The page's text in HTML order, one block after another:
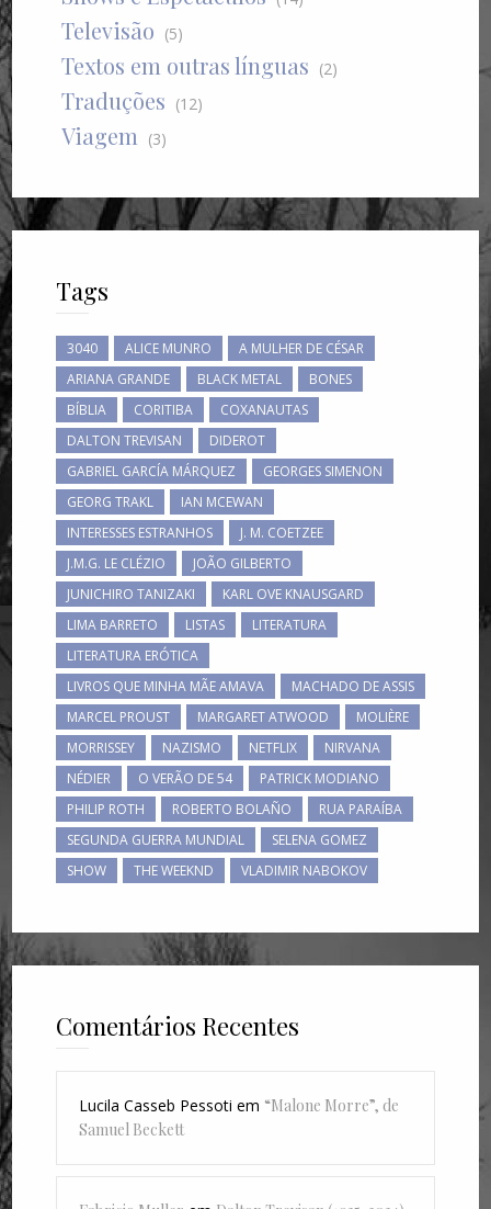
Televisão (5)
Textos em outras línguas (2)
Traduções (12)
Viagem (3)
Tags
3040 ALICE MUNRO
A MULHER DE CÉSAR
ARIANA GRANDE
BLACK METAL
BONES
BÍBLIA
CORITIBA
COXANAUTAS
DALTON TREVISAN
DIDEROT
GABRIEL GARCÍA MÁRQUEZ
GEORGES SIMENON
GEORG TRAKL
IAN MCEWAN
INTERESSES ESTRANHOS
J. M. COETZEE
J.M.G. LE CLÉZIO
JOÃO GILBERTO
JUNICHIRO TANIZAKI
KARL OVE KNAUSGARD
LIMA BARRETO
LISTAS
LITERATURA
LITERATURA ERÓTICA
LIVROS QUE MINHA MÃE AMAVA
MACHADO DE ASSIS
MARCEL PROUST
MARGARET ATWOOD
MOLIÈRE
MORRISSEY
NAZISMO NETFLIX
NIRVANA
NÉDIER
O VERÃO DE 54
PATRICK MODIANO
PHILIP ROTH
ROBERTO BOLAÑO
RUA PARAÍBA
SEGUNDA GUERRA MUNDIAL
SELENA GOMEZ
SHOW
THE WEEKND VLADIMIR NABOKOV
Comentários Recentes
Lucila Casseb Pessoti em “Malone Morre”, de
Samuel Beckett